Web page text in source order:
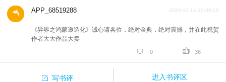
APP_68519288 2020-10-14 20:09:29
《异界之鸿蒙邀造化》诚心请各位，绝对金典，绝对震撼，并在此祝贺
作者大大作品大卖
 0  36
 写书评 进入书评区